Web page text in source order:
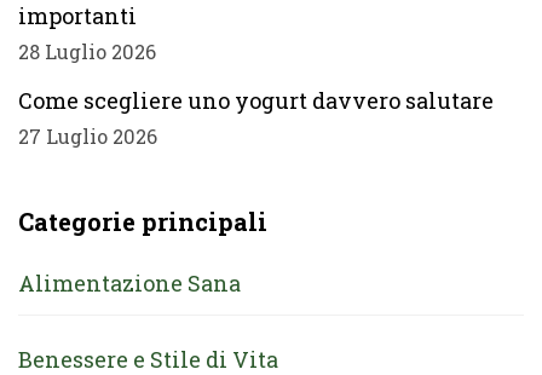
importanti
28 Luglio 2026
Come scegliere uno yogurt davvero salutare
27 Luglio 2026
Categorie principali
Alimentazione Sana
Benessere e Stile di Vita